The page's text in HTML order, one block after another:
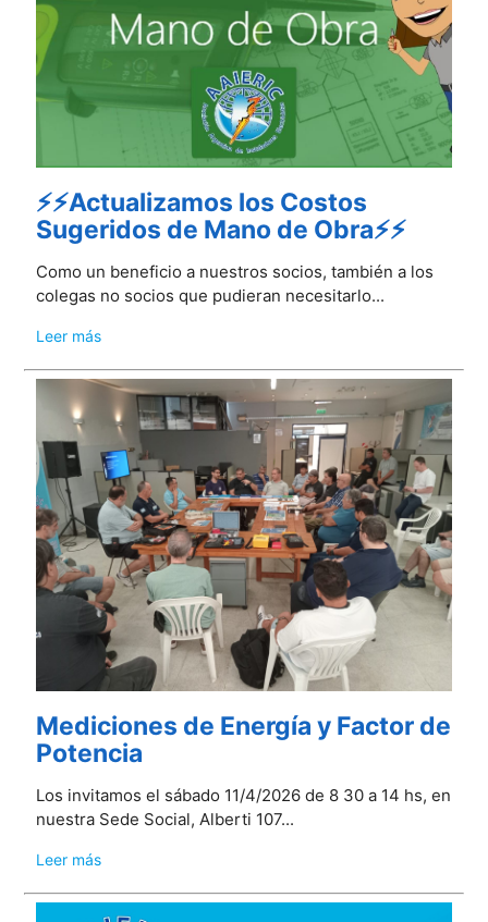
⚡⚡Actualizamos los Costos
Sugeridos de Mano de Obra⚡⚡
Como un beneficio a nuestros socios, también a los
colegas no socios que pudieran necesitarlo...
Leer más
Mediciones de Energía y Factor de
Potencia
Los invitamos el sábado 11/4/2026 de 8 30 a 14 hs, en
nuestra Sede Social, Alberti 107...
Leer más